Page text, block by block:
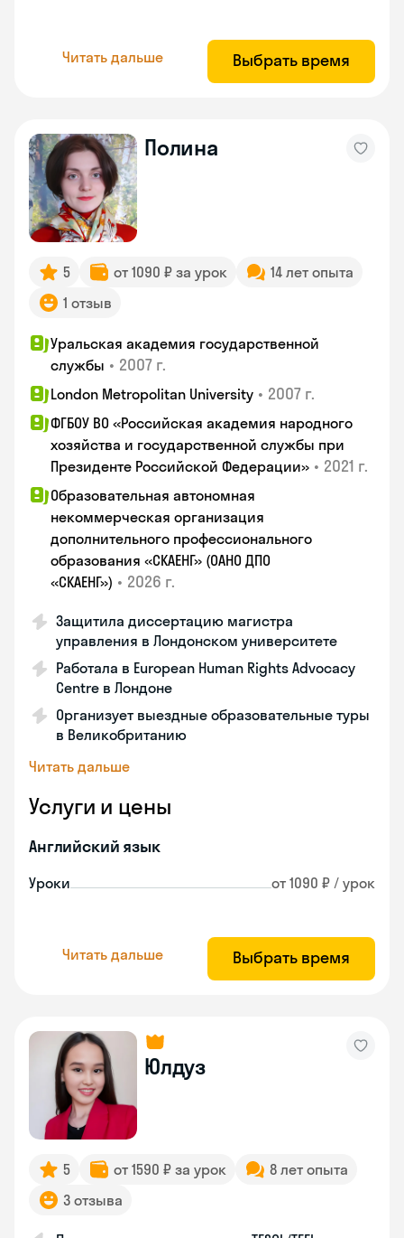
Читать дальше Выбрать время
Полина
5 от 1090 ₽ за урок
14 лет опыта
1 отзыв
Уральская академия государственной
службы • 2007 г.
London Metropolitan University • 2007 г.
ФГБОУ ВО «Российская академия народного
хозяйства и государственной службы при
Президенте Российской Федерации» • 2021 г.
Образовательная автономная
некоммерческая организация
дополнительного профессионального
образования «СКАЕНГ» (ОАНО ДПО
«СКАЕНГ») • 2026 г.
Защитила диссертацию магистра
управления в Лондонском университете
Работала в European Human Rights Advocacy
Centre в Лондоне
Организует выездные образовательные туры
в Великобританию
Читать дальше
Услуги и цены
Английский язык
Уроки от 1090 ₽ / урок
Читать дальше Выбрать время
Юлдуз
5 от 1590 ₽ за урок
8 лет опыта
3 отзыва